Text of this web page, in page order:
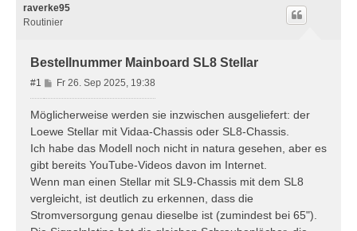
raverke95
Routinier
Bestellnummer Mainboard SL8 Stellar
#1
B
e
i
r
a
g
Fr 26. Sep 2025, 19:38
Möglicherweise werden sie inzwischen ausgeliefert: der
Loewe Stellar mit Vidaa-Chassis oder SL8-Chassis.
Ich habe das Modell noch nicht in natura gesehen, aber es
gibt bereits YouTube-Videos davon im Internet.
Wenn man einen Stellar mit SL9-Chassis mit dem SL8
vergleicht, ist deutlich zu erkennen, dass die
Stromversorgung genau dieselbe ist (zumindest bei 65").